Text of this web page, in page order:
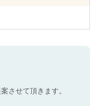
させて頂きます。